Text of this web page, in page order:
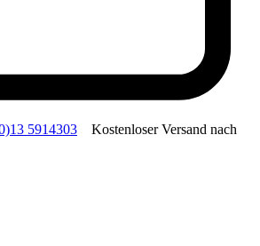
5914303 Kostenloser Versand nach